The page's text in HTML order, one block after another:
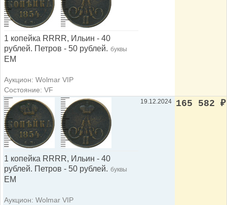
1 копейка RRRR, Ильин - 40
рублей. Петров - 50 рублей. буквы
ЕМ
Аукцион: Wolmar VIP
Состояние: VF
1 копейка RRRR, Ильин - 40
рублей. Петров - 50 рублей. буквы
ЕМ
Аукцион: Wolmar VIP
19.12.2024 165 582 ₽